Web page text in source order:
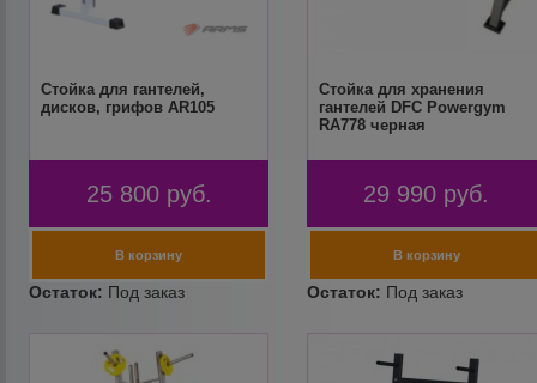
Стойка для гантелей,
дисков, грифов AR105
25 800 руб.
Стойка для хранения
гантелей DFC Powergym
RA778 черная
29 990 руб.